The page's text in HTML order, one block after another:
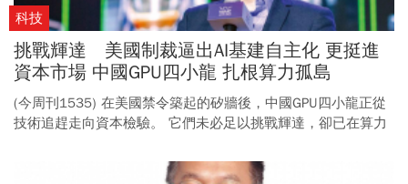
科技
挑戰輝達 美國制裁逼出AI基建自主化 更挺進
資本市場 中國GPU四小龍 扎根算力孤島
(今周刊1535) 在美國禁令築起的矽牆後，中國GPU四小龍正從
技術追趕走向資本檢驗。 它們未必足以挑戰輝達，卻已在算力